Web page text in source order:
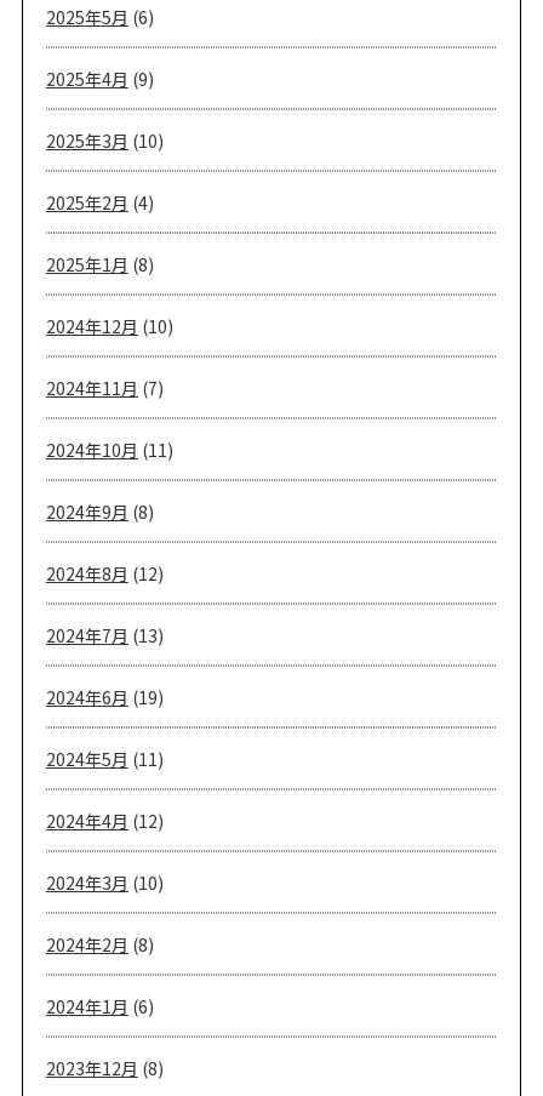
2025年5月 (6)
2025年4月 (9)
2025年3月 (10)
2025年2月 (4)
2025年1月 (8)
2024年12月 (10)
2024年11月 (7)
2024年10月 (11)
2024年9月 (8)
2024年8月 (12)
2024年7月 (13)
2024年6月 (19)
2024年5月 (11)
2024年4月 (12)
2024年3月 (10)
2024年2月 (8)
2024年1月 (6)
2023年12月 (8)